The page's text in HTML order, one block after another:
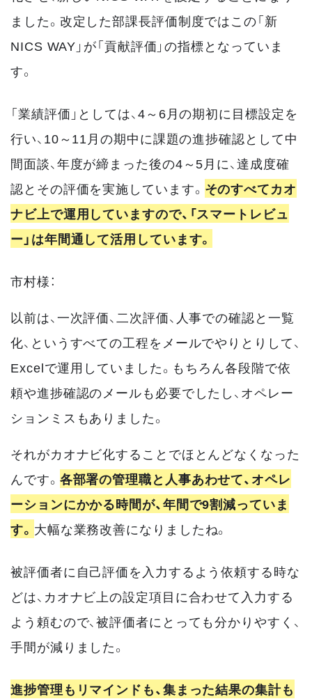
ました。改定した部課長評価制度ではこの「新
NICS WAY」が「貢献評価」の指標となっていま
す。
「業績評価」としては、4～6月の期初に目標設定を
行い、10～11月の期中に課題の進捗確認として中
間面談、年度が締まった後の4～5月に、達成度確
認とその評価を実施しています。 そのすべてカオ
ナビ上で運用していますので、「スマートレビュ
ー」は年間通して活用しています。
市村様：
以前は、一次評価、二次評価、人事での確認と一覧
化、というすべての工程をメールでやりとりして、
Excelで運用していました。もちろん各段階で依
頼や進捗確認のメールも必要でしたし、オペレー
ションミスもありました。
それがカオナビ化することでほとんどなくなった
んです。 各部署の管理職と人事あわせて、オペレ
ーションにかかる時間が、年間で9割減っていま
す。 大幅な業務改善になりましたね。
被評価者に自己評価を入力するよう依頼する時な
どは、カオナビ上の設定項目に合わせて入力する
よう頼むので、被評価者にとっても分かりやすく、
手間が減りました。
進捗管理もリマインドも、集まった結果の集計も